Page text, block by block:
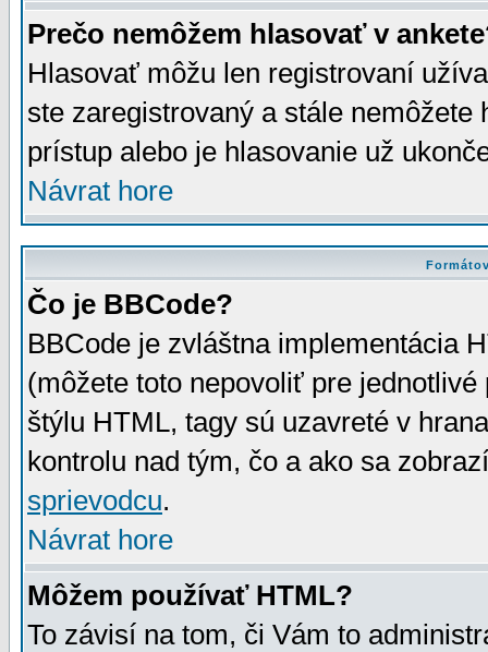
Prečo nemôžem hlasovať v
Hlasovať môžu len registrovaní
ste zaregistrovaný a stále
prístup alebo je hlasovanie už
Návrat hore
Čo je BBCode?
BBCode je zvláštna implementácia
(môžete toto nepovoliť pre
štýlu HTML, tagy sú uzavreté v
kontrolu nad tým, čo a ako sa
sprievodcu.
Návrat hore
Môžem používať HTML?
To závisí na tom, či Vám to